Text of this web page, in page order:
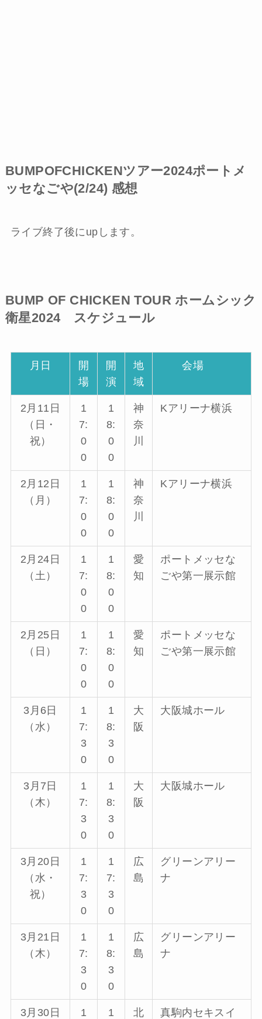
BUMPOFCHICKENツアー2024ポートメ
ッセなごや(2/24) 感想
ライブ終了後にupします。
BUMP OF CHICKEN TOUR ホームシック
衛星2024 スケジュール
月日
開
場
開
演
地
域
会場
2月11日
（日・
祝）
1
7:
0
0
1
8:
0
0
神
奈
川
Kアリーナ横浜
2月12日
（月）
1
7:
0
0
1
8:
0
0
神
奈
川
Kアリーナ横浜
2月24日
（土）
1
7:
0
0
1
8:
0
0
愛
知
ポートメッセな
ごや第一展示館
2月25日
（日）
1
7:
0
0
1
8:
0
0
愛
知
ポートメッセな
ごや第一展示館
3月6日
（水）
1
7:
3
0
1
8:
3
0
大
阪
大阪城ホール
3月7日
（木）
1
7:
3
0
1
8:
3
0
大
阪
大阪城ホール
3月20日
（水・
祝）
1
7:
3
0
1
7:
3
0
広
島
グリーンアリー
ナ
3月21日
（木）
1
7:
3
0
1
8:
3
0
広
島
グリーンアリー
ナ
3月30日
1
1
北
真駒内セキスイ